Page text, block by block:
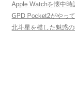
Apple Watchを懐中時
GPD Pocket2がやって
北斗星を模した魅惑